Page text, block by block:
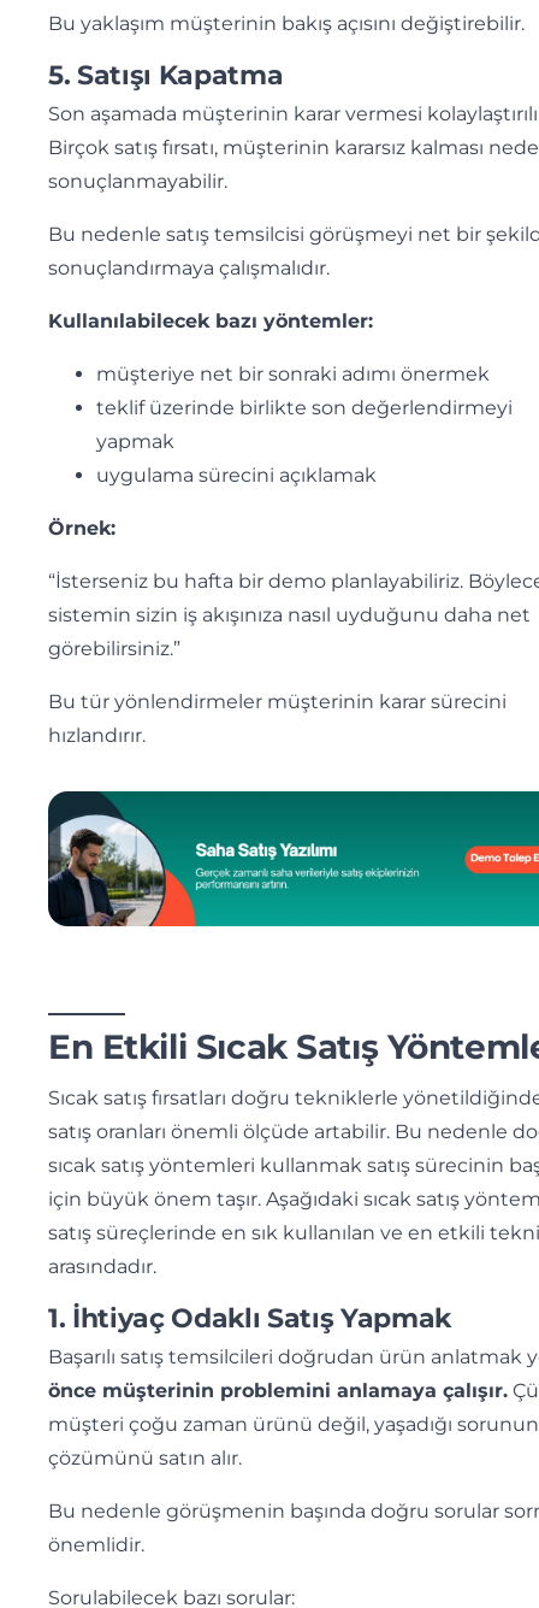
Bu yaklaşım müşterinin bakış açısını değiştirebilir.
5. Satışı Kapatma
Son aşamada müşterinin karar vermesi
Birçok satış fırsatı, müşterinin kararsız kalması
sonuçlanmayabilir.
Bu nedenle satış temsilcisi görüşmeyi net bir
sonuçlandırmaya çalışmalıdır.
Kullanılabilecek bazı yöntemler:
müşteriye net bir sonraki adımı önermek
teklif üzerinde birlikte son değerlendirmeyi
yapmak
uygulama sürecini açıklamak
Örnek:
“İsterseniz bu hafta bir demo planlayabiliriz.
sistemin sizin iş akışınıza nasıl uyduğunu daha net
görebilirsiniz.”
Bu tür yönlendirmeler müşterinin karar sürecini
hızlandırır.
En Etkili Sıcak Satış
Sıcak satış fırsatları doğru tekniklerle
satış oranları önemli ölçüde artabilir. Bu nedenle
sıcak satış yöntemleri kullanmak satış sürecinin
için büyük önem taşır. Aşağıdaki sıcak satış
satış süreçlerinde en sık kullanılan ve en etkili
arasındadır.
1. İhtiyaç Odaklı Satış Yapmak
Başarılı satış temsilcileri doğrudan ürün anlatmak
önce müşterinin problemini anlamaya çalışır.
müşteri çoğu zaman ürünü değil, yaşadığı sorunun
çözümünü satın alır.
Bu nedenle görüşmenin başında doğru sorular
önemlidir.
Sorulabilecek bazı sorular: